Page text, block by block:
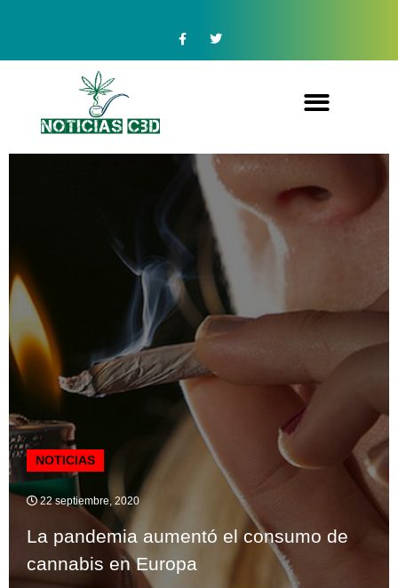
NOTICIAS
22 septiembre, 2020
La pandemia aumentó el consumo de
cannabis en Europa